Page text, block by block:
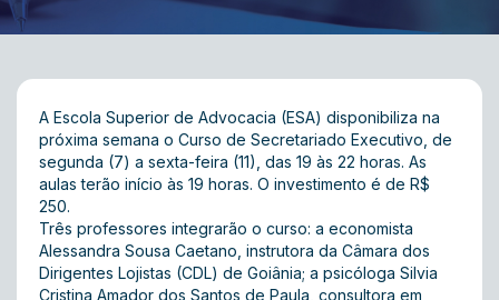
A Escola Superior de Advocacia (ESA) disponibiliza na
próxima semana o Curso de Secretariado Executivo, de
segunda (7) a sexta-feira (11), das 19 às 22 horas. As
aulas terão início às 19 horas. O investimento é de R$
250.
Três professores integrarão o curso: a economista
Alessandra Sousa Caetano, instrutora da Câmara dos
Dirigentes Lojistas (CDL) de Goiânia; a psicóloga Silvia
Cristina Amador dos Santos de Paula, consultora em